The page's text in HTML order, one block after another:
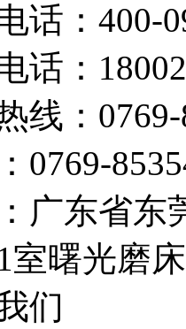
话：400-
话：
线：
0769-
广东省东
室曙光磨床
们